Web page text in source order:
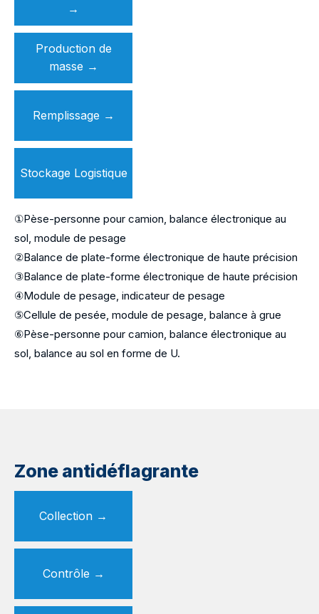
→
Production de
masse →
Remplissage →
Stockage Logistique
①Pèse-personne pour camion, balance électronique au
sol, module de pesage
②Balance de plate-forme électronique de haute précision
③Balance de plate-forme électronique de haute précision
④Module de pesage, indicateur de pesage
⑤Cellule de pesée, module de pesage, balance à grue
⑥Pèse-personne pour camion, balance électronique au
sol, balance au sol en forme de U.
Zone antidéflagrante
Collection →
Contrôle →